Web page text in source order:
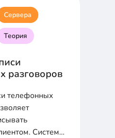
Сервера
Теория
разговоров
телефонных
Система